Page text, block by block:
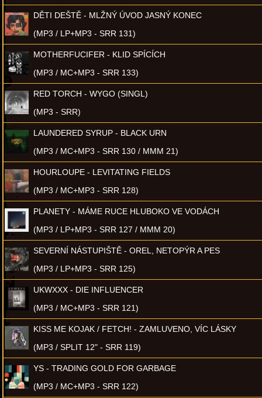
DĚTI DEŠTĚ - MLŽNÝ ÚVOD JASNÝ KONEC
(MP3 / LP+MP3 - SRR 131)
MOTHERFUCIFER - KLID SPÍCÍCH
(MP3 / MC+MP3 - SRR 133)
RED TORCH - WYGO (SINGL)
(MP3 - SRR)
LAUNDERED SYRUP - BLACK URN
(MP3 / MC+MP3 - SRR 130 / MMM 21)
HOURLOUPE - LEVITATING FIELDS
(MP3 / MC+MP3 - SRR 128)
PLANETY - MÁME RUCE HLUBOKO VE VODÁCH
(MP3 / LP+MP3 - SRR 127 / MMM 20)
SEVERNÍ NÁSTUPIŠTĚ - OREL, NETOPÝR A PES
(MP3 / LP+MP3 - SRR 125)
UKWXXX - DIE INFLUENCER
(MP3 / MC+MP3 - SRR 121)
KISS ME KOJAK / FETCH! - ZAMLUVENO, VÍC LÁSKY
(MP3 / SPLIT 12" - SRR 119)
YS - TRADING GOLD FOR GARBAGE
(MP3 / MC+MP3 - SRR 122)